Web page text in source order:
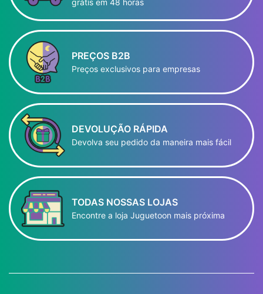
PREÇOS B2B
Preços exclusivos para empresas
DEVOLUÇÃO RÁPIDA
Devolva seu pedido da maneira mais fácil
TODAS NOSSAS LOJAS
Encontre a loja Juguetoon mais próxima